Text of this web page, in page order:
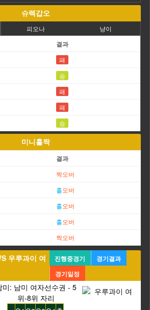
슈렉갑오
피오나 냥이
결과
패
승
패
패
승
미니홀짝
결과
짝오버
홀오버
홀오버
홀오버
짝오버
우루과이 여
진행중경기
경기결과
경기일정
미: 남미 여자선수권 - 5
위-8위 자리